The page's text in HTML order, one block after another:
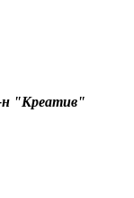
н "Креатив"